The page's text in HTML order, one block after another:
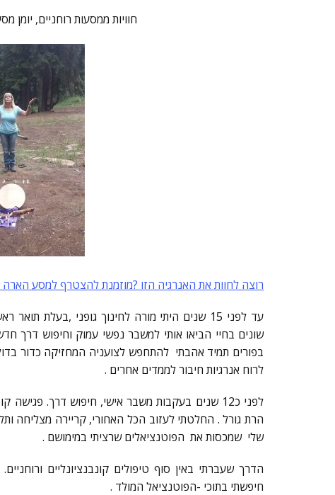
חוויות ממסעות רוחניים, יומן
רוצה לחוות את האנרגיה הזו ?מוזמנת להצטרף למסע
עד לפני 15 שנים היתי מורה לחינוך גופני ,בעלת
שונים בחיי הביאו אותי למשבר נפשי עמוק וחיפוש דרך
בפורים תמיד אהבתי להתחפש לצועניה המחזיקה כדור
לרוח אנרגיות חיבור לממדים אחרים .
לפני כ12 שנים בעקבות משבר אישי, חיפוש דרך.
הרת גורל . החלטתי לעזוב הכל האחורי, קריירה מצליחה
שלי שמכסות את הפוטנציאלים שרציתי במימושם .
הדרך שעברתי באין סוף טיפולים קונבנציונליים
חיפשתי בתוכי -הפוטנציאל המולד .